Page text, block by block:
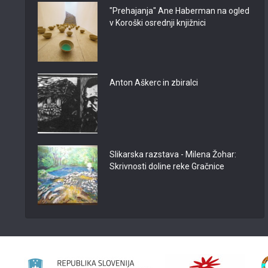
"Prehajanja" Ane Haberman na ogled
v Koroški osrednji knjižnici
Anton Aškerc in zbiralci
Slikarska razstava - Milena Žohar:
Skrivnosti doline reke Gračnice